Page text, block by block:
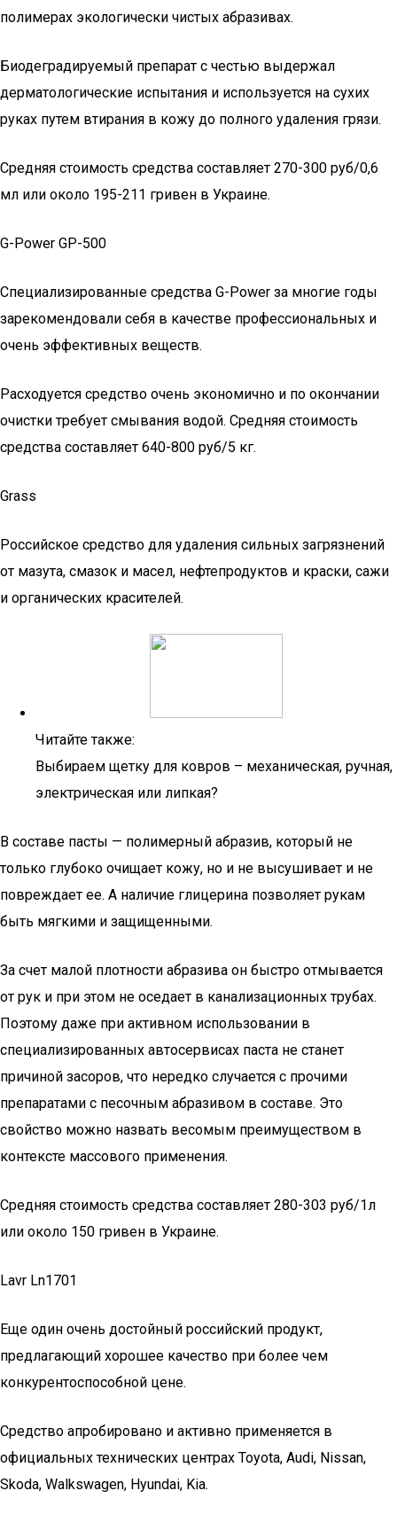
полимерах экологически чистых абразивах.
Биодеградируемый препарат с честью выдержал
дерматологические испытания и используется на сухих
руках путем втирания в кожу до полного удаления грязи.
Средняя стоимость средства составляет 270-300 руб/0,6
мл или около 195-211 гривен в Украине.
G-Power GP-500
Специализированные средства G-Power за многие годы
зарекомендовали себя в качестве профессиональных и
очень эффективных веществ.
Расходуется средство очень экономично и по окончании
очистки требует смывания водой. Средняя стоимость
средства составляет 640-800 руб/5 кг.
Grass
Российское средство для удаления сильных загрязнений
от мазута, смазок и масел, нефтепродуктов и краски, сажи
и органических красителей.
Читайте также:
Выбираем щетку для ковров – механическая, ручная,
электрическая или липкая?
В составе пасты — полимерный абразив, который не
только глубоко очищает кожу, но и не высушивает и не
повреждает ее. А наличие глицерина позволяет рукам
быть мягкими и защищенными.
За счет малой плотности абразива он быстро отмывается
от рук и при этом не оседает в канализационных трубах.
Поэтому даже при активном использовании в
специализированных автосервисах паста не станет
причиной засоров, что нередко случается с прочими
препаратами с песочным абразивом в составе. Это
свойство можно назвать весомым преимуществом в
контексте массового применения.
Средняя стоимость средства составляет 280-303 руб/1л
или около 150 гривен в Украине.
Lavr Ln1701
Еще один очень достойный российский продукт,
предлагающий хорошее качество при более чем
конкурентоспособной цене.
Средство апробировано и активно применяется в
официальных технических центрах Toyota, Audi, Nissan,
Skoda, Walkswagen, Hyundai, Kia.